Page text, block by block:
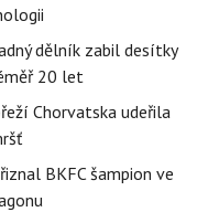
dělník zabil desítky
20 let
Chorvatska udeřila
BKFC šampion ve